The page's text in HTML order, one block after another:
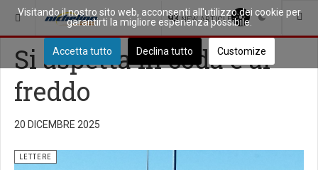
93 NEW ARTICLES
SEI QUI: SPAZIO APERTO LETTERE
Si aspetta in coda e al
freddo
20 DICEMBRE 2025
LETTERE
Visitando il nostro sito web, acconsenti all'utilizzo dei cookie per
garantirti la migliore esperienza possibile.
Accetta tutto Declina tutto Customize